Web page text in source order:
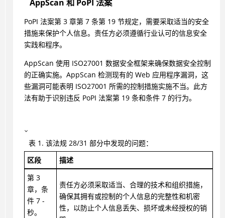
AppScan 和 PoPI 法案
PoPI 法案第 3 章第 7 条第 19 节规定，需要采取适当的安全
措施来保护个人信息。责任方必须遵循行业认可的信息安全
实践和程序。
AppScan 使用 ISO27001 数据安全框架来确保数据安全控制
的正确实施。AppScan 检测现有的 Web 应用程序漏洞，这
些漏洞可能表明 ISO27001 所需的控制措施实施不当。此方
法有助于识别违反 PoPI 法案第 19 条和条件 7 的行为。
表 1 .该法规 28/31 部分中发现的问题：
区段
描述
第 3
章，条
件 7 -
秒。
责任方必须采取适当、合理的技术和组织措施，
确保其拥有或控制的个人信息的完整性和机密
性，以防止个人信息丢失、损坏或未经授权的销